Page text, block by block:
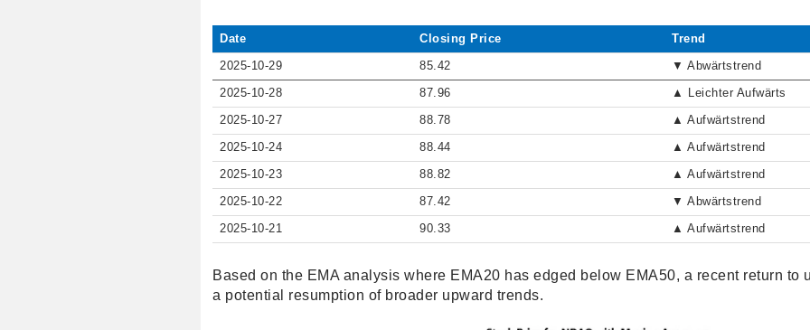
Date Closing Price Trend
2025-10-29 85.42 ▼ Abwärtstrend
2025-10-28 87.96 ▲ Leichter Aufwärts
2025-10-27 88.78 ▲ Aufwärtstrend
2025-10-24 88.44 ▲ Aufwärtstrend
2025-10-23 88.82 ▲ Aufwärtstrend
2025-10-22 87.42 ▼ Abwärtstrend
2025-10-21 90.33 ▲ Aufwärtstrend
Based on the EMA analysis where EMA20 has edged below EMA50, a recent return to
a potential resumption of broader upward trends.